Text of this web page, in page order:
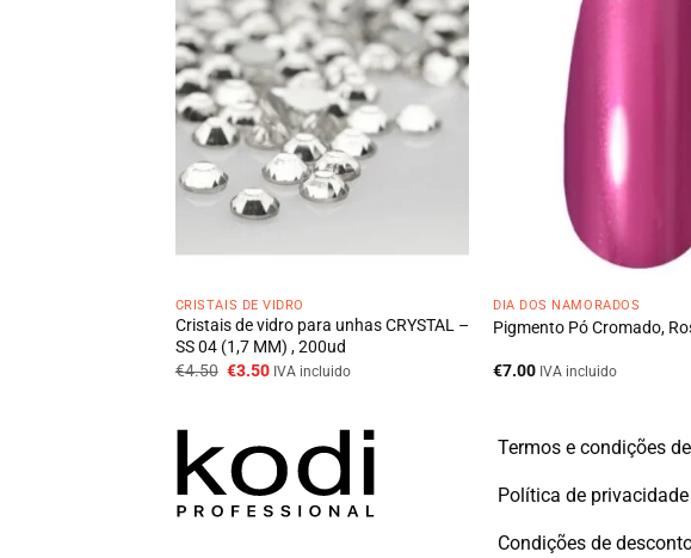
CRISTAIS DE VIDRO
Cristais de vidro para unhas CRYSTAL –
SS 04 (1,7 MM) , 200ud
€4.50 O
€3.50OIVA incluido
DIA DOS NAMORADOS
Pigmento Pó Cromado,
€7.00 IVA incluido
Termos e condições
Política de privacidade
Condições de